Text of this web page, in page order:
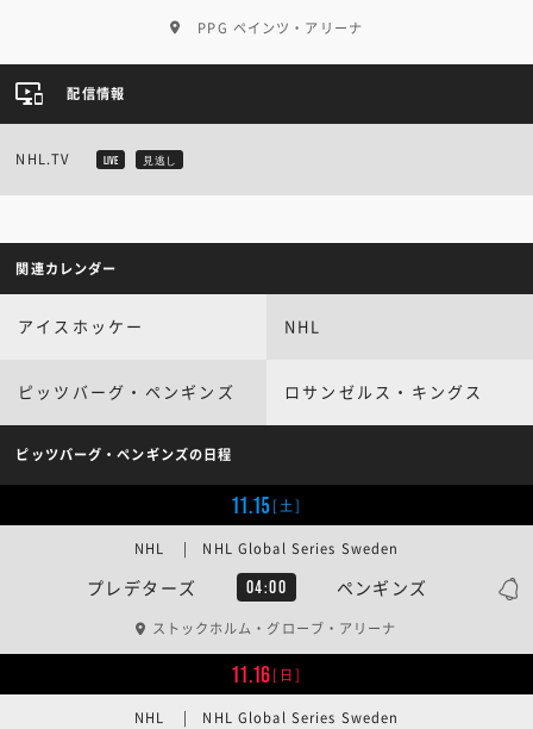
PPG ペインツ・アリーナ
配信情報
NHL.TV LIVE 見逃し
関連カレンダー
アイスホッケー NHL
ピッツバーグ・ペンギンズ ロサンゼルス・キングス
ピッツバーグ・ペンギンズの日程
11.15[土]
プレデターズ 04:00 ペンギンズ
NHL | NHL Global Series Sweden
ストックホルム・グローブ・アリーナ
11.16[日]
NHL | NHL Global Series Sweden